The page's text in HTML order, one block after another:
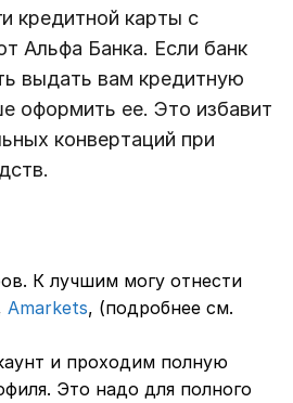
кредитной карты с
Альфа Банка. Если банк
выдать вам кредитную
оформить ее. Это избавит
конвертаций при
К лучшим могу отнести
Amarkets, (подробнее см.
и проходим полную
Это надо для полного